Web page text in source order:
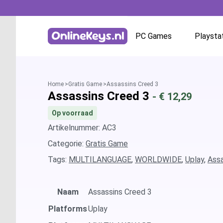
PC Games
GOG.com
Home Gratis Game Assassins Creed 3
Assassins Creed 3 - € 12,29
Op voorraad
Artikelnummer: AC3
Categorie: Gratis Game
Tags: MULTILANGUAGE, WORLDWIDE, Uplay,
Naam
Assassins Creed 3
PlatformsUplay